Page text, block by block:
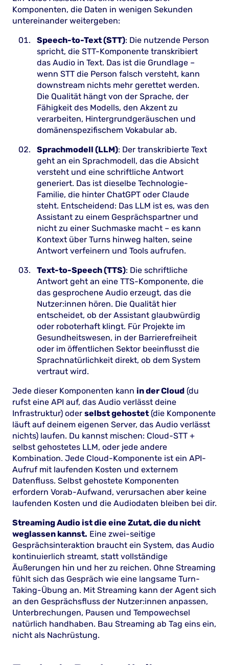
Komponenten, die Daten in wenigen Sekunden
untereinander weitergeben:
Speech-to-Text (STT): Die nutzende Person
spricht, die STT-Komponente transkribiert
das Audio in Text. Das ist die Grundlage –
wenn STT die Person falsch versteht, kann
downstream nichts mehr gerettet werden.
Die Qualität hängt von der Sprache, der
Fähigkeit des Modells, den Akzent zu
verarbeiten, Hintergrundgeräuschen und
domänenspezifischem Vokabular ab.
Sprachmodell (LLM): Der transkribierte Text
geht an ein Sprachmodell, das die Absicht
versteht und eine schriftliche Antwort
generiert. Das ist dieselbe Technologie-
Familie, die hinter ChatGPT oder Claude
steht. Entscheidend: Das LLM ist es, was den
Assistant zu einem Gesprächspartner und
nicht zu einer Suchmaske macht – es kann
Kontext über Turns hinweg halten, seine
Antwort verfeinern und Tools aufrufen.
Text-to-Speech (TTS): Die schriftliche
Antwort geht an eine TTS-Komponente, die
das gesprochene Audio erzeugt, das die
Nutzer:innen hören. Die Qualität hier
entscheidet, ob der Assistant glaubwürdig
oder roboterhaft klingt. Für Projekte im
Gesundheitswesen, in der Barrierefreiheit
oder im öffentlichen Sektor beeinflusst die
Sprachnatürlichkeit direkt, ob dem System
vertraut wird.
Jede dieser Komponenten kann in der Cloud (du
rufst eine API auf, das Audio verlässt deine
Infrastruktur) oder selbst gehostet (die Komponente
läuft auf deinem eigenen Server, das Audio verlässt
nichts) laufen. Du kannst mischen: Cloud-STT +
selbst gehostetes LLM, oder jede andere
Kombination. Jede Cloud-Komponente ist ein API-
Aufruf mit laufenden Kosten und externem
Datenfluss. Selbst gehostete Komponenten
erfordern Vorab-Aufwand, verursachen aber keine
laufenden Kosten und die Audiodaten bleiben bei dir.
Streaming Audio ist die eine Zutat, die du nicht
weglassen kannst. Eine zwei-seitige
Gesprächsinteraktion braucht ein System, das Audio
kontinuierlich streamt, statt vollständige
Äußerungen hin und her zu reichen. Ohne Streaming
fühlt sich das Gespräch wie eine langsame Turn-
Taking-Übung an. Mit Streaming kann der Agent sich
an den Gesprächsfluss der Nutzer:innen anpassen,
Unterbrechungen, Pausen und Tempowechsel
natürlich handhaben. Bau Streaming ab Tag eins ein,
nicht als Nachrüstung.